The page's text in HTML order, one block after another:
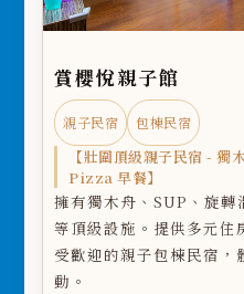
賞櫻悅親子館
親子民宿 包棟民宿
【壯圍頂級親子民宿 - 獨
Pizza 早餐】
擁有獨木舟、SUP、旋
等頂級設施。提供多元住
受歡迎的親子包棟民宿，
動。